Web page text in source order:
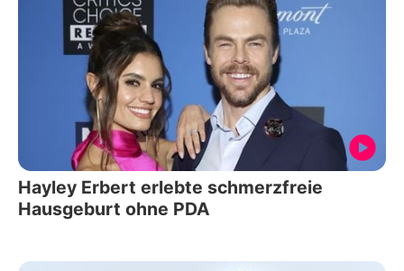
Hayley Erbert erlebte schmerzfreie
Hausgeburt ohne PDA